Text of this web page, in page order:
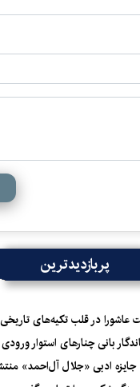
پربازدیدترین
عاشورا در قلب تکیه‌های
بانی چنارهای استوار
جایزه ادبی «جلال آل‌احمد»